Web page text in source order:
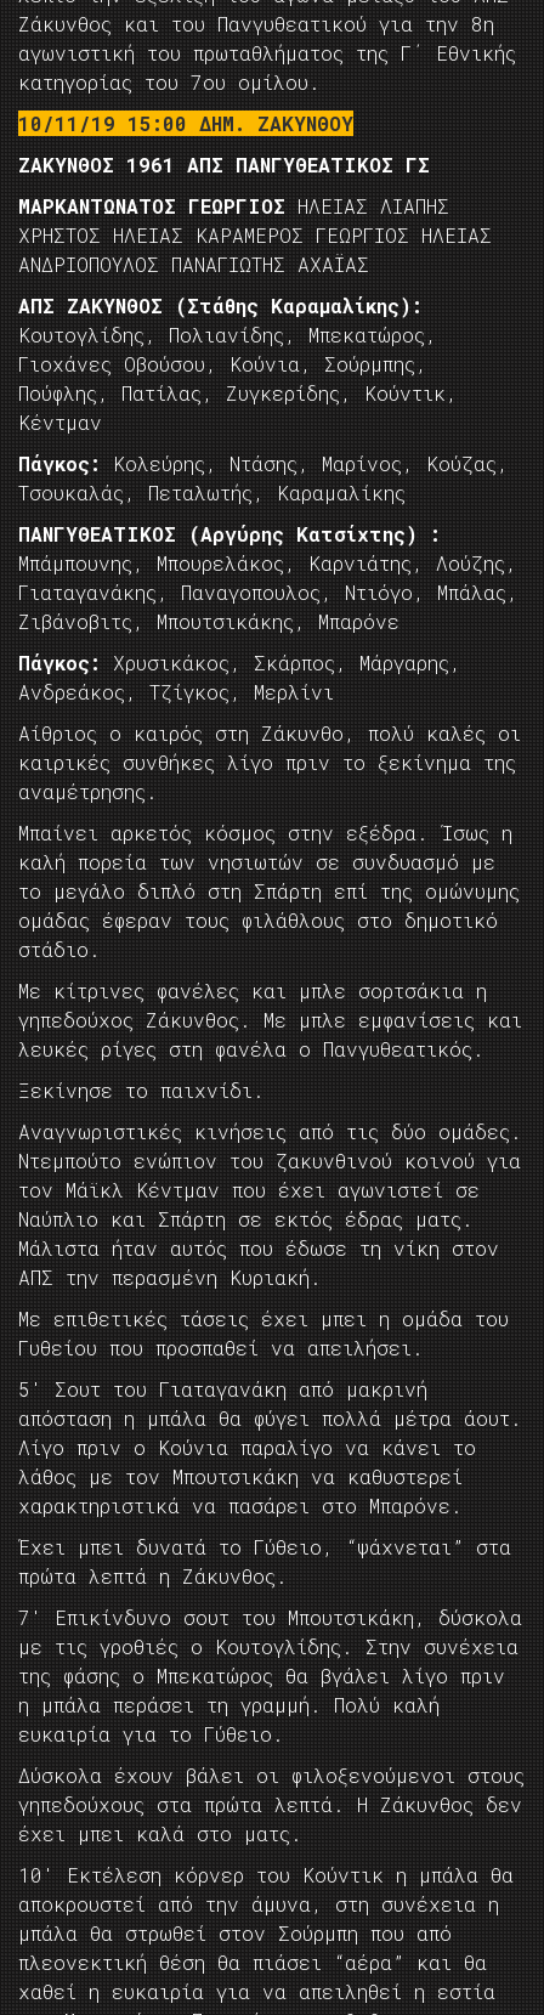
Ζάκυνθος και του Πανγυθεατικού για την 8η
αγωνιστική του πρωταθλήματος της Γ΄ Εθνικής
κατηγορίας του 7ου ομίλου.
10/11/19 15:00 ΔΗΜ. ΖΑΚΥΝΘΟΥ
ΖΑΚΥΝΘΟΣ 1961 ΑΠΣ ΠΑΝΓΥΘΕΑΤΙΚΟΣ ΓΣ
ΜΑΡΚΑΝΤΩΝΑΤΟΣ ΓΕΩΡΓΙΟΣ ΗΛΕΙΑΣ ΛΙΑΠΗΣ
ΧΡΗΣΤΟΣ ΗΛΕΙΑΣ ΚΑΡΑΜΕΡΟΣ ΓΕΩΡΓΙΟΣ ΗΛΕΙΑΣ
ΑΝΔΡΙΟΠΟΥΛΟΣ ΠΑΝΑΓΙΩΤΗΣ ΑΧΑΪΑΣ
ΑΠΣ ΖΑΚΥΝΘΟΣ (Στάθης Καραμαλίκης):
Κουτογλίδης, Πολιανίδης, Μπεκατώρος,
Γιοχάνες Οβούσου, Κούνια, Σούρμπης,
Πούφλης, Πατίλας, Ζυγκερίδης, Κούντικ,
Κέντμαν
Πάγκος: Κολεύρης, Ντάσης, Μαρίνος, Κούζας,
Τσουκαλάς, Πεταλωτής, Καραμαλίκης
ΠΑΝΓΥΘΕΑΤΙΚΟΣ (Αργύρης Κατσίχτης) :
Μπάμπουνης, Μπουρελάκος, Καρνιάτης, Λούζης,
Γιαταγανάκης, Παναγοπουλος, Ντιόγο, Μπάλας,
Ζιβάνοβιτς, Μπουτσικάκης, Μπαρόνε
Πάγκος: Χρυσικάκος, Σκάρπος, Μάργαρης,
Ανδρεάκος, Τζίγκος, Μερλίνι
Αίθριος ο καιρός στη Ζάκυνθο, πολύ καλές οι
καιρικές συνθήκες λίγο πριν το ξεκίνημα της
αναμέτρησης.
Μπαίνει αρκετός κόσμος στην εξέδρα. Ίσως η
καλή πορεία των νησιωτών σε συνδυασμό με
το μεγάλο διπλό στη Σπάρτη επί της ομώνυμης
ομάδας έφεραν τους φιλάθλους στο δημοτικό
στάδιο.
Με κίτρινες φανέλες και μπλε σορτσάκια η
γηπεδούχος Ζάκυνθος. Με μπλε εμφανίσεις και
λευκές ρίγες στη φανέλα ο Πανγυθεατικός.
Ξεκίνησε το παιχνίδι.
Αναγνωριστικές κινήσεις από τις δύο ομάδες.
Ντεμπούτο ενώπιον του ζακυνθινού κοινού για
τον Μάϊκλ Κέντμαν που έχει αγωνιστεί σε
Ναύπλιο και Σπάρτη σε εκτός έδρας ματς.
Μάλιστα ήταν αυτός που έδωσε τη νίκη στον
ΑΠΣ την περασμένη Κυριακή.
Με επιθετικές τάσεις έχει μπει η ομάδα του
Γυθείου που προσπαθεί να απειλήσει.
5′ Σουτ του Γιαταγανάκη από μακρινή
απόσταση η μπάλα θα φύγει πολλά μέτρα άουτ.
Λίγο πριν ο Κούνια παραλίγο να κάνει το
λάθος με τον Μπουτσικάκη να καθυστερεί
χαρακτηριστικά να πασάρει στο Μπαρόνε.
Έχει μπει δυνατά το Γύθειο, “ψάχνεται” στα
πρώτα λεπτά η Ζάκυνθος.
7′ Επικίνδυνο σουτ του Μπουτσικάκη, δύσκολα
με τις γροθιές ο Κουτογλίδης. Στην συνέχεια
της φάσης ο Μπεκατώρος θα βγάλει λίγο πριν
η μπάλα περάσει τη γραμμή. Πολύ καλή
ευκαιρία για το Γύθειο.
Δύσκολα έχουν βάλει οι φιλοξενούμενοι στους
γηπεδούχους στα πρώτα λεπτά. Η Ζάκυνθος δεν
έχει μπει καλά στο ματς.
10′ Εκτέλεση κόρνερ του Κούντικ η μπάλα θα
αποκρουστεί από την άμυνα, στη συνέχεια η
μπάλα θα στρωθεί στον Σούρμπη που από
πλεονεκτική θέση θα πιάσει “αέρα” και θα
χαθεί η ευκαιρία για να απειληθεί η εστία